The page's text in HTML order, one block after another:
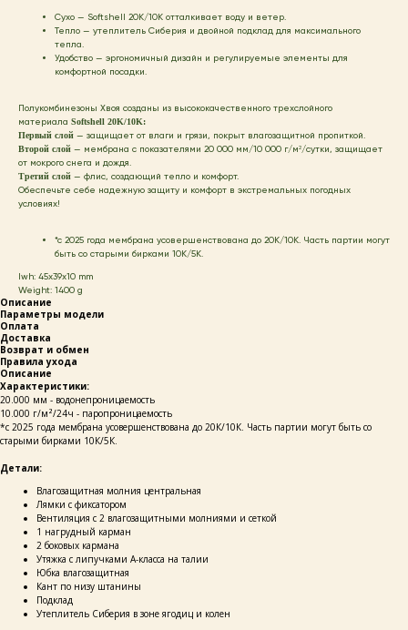
Сухо — Softshell 20K/10K отталкивает воду и ветер.
Тепло — утеплитель Сиберия и двойной подклад для максимального
тепла.
Удобство — эргономичный дизайн и регулируемые элементы для
комфортной посадки.
Полукомбинезоны Хвоя созданы из высококачественного трехслойного
материала Softshell 20K/10K:
Первый слой — защищает от влаги и грязи, покрыт влагозащитной пропиткой.
Второй слой — мембрана с показателями 20 000 мм/10 000 г/м²/сутки, защищает
от мокрого снега и дождя.
Третий слой — флис, создающий тепло и комфорт.
Обеспечьте себе надежную защиту и комфорт в экстремальных погодных
условиях!
*c 2025 года мембрана усовершенствована до 20К/10К. Часть партии могут
быть со старыми бирками 10К/5К.
lwh: 45x39x10 mm
Weight: 1400 g
Описание
Параметры модели
Оплата
Доставка
Возврат и обмен
Правила ухода
Описание
Характеристики:
20.000 мм - водонепроницаемость
10.000 г/м²/24ч - паропроницаемость
*c 2025 года мембрана усовершенствована до 20К/10К. Часть партии могут быть со
старыми бирками 10К/5К.
Детали:
Влагозащитная молния центральная
Лямки с фиксатором
Вентиляция с 2 влагозащитными молниями и сеткой
1 нагрудный карман
2 боковых кармана
Утяжка с липучками А-класса на талии
Юбка влагозащитная
Кант по низу штанины
Подклад
Утеплитель Сиберия в зоне ягодиц и колен